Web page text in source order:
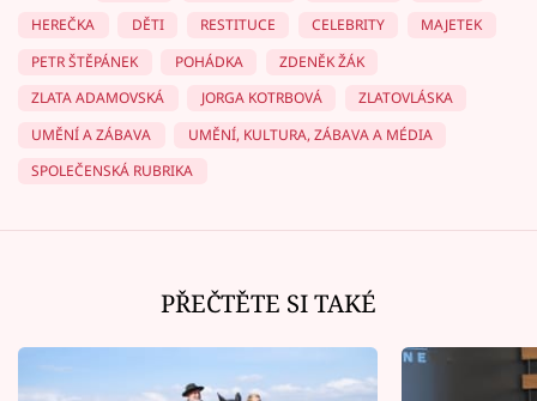
HEREČKA
DĚTI RESTITUCE CELEBRITY
MAJETEK
PETR ŠTĚPÁNEK
POHÁDKA
ZDENĚK ŽÁK
ZLATA ADAMOVSKÁ
JORGA KOTRBOVÁ
ZLATOVLÁSKA
UMĚNÍ A ZÁBAVA
UMĚNÍ, KULTURA, ZÁBAVA A MÉDIA
SPOLEČENSKÁ RUBRIKA
PŘEČTĚTE SI TAKÉ